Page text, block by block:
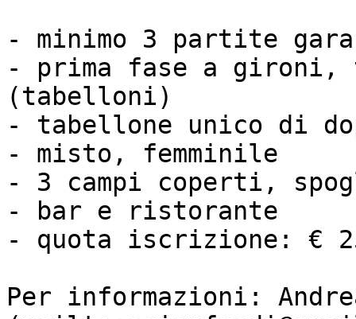
- minimo 3 partite
- prima fase a gironi,
(tabelloni)
- tabellone unico di
- misto, femminile
- 3 campi coperti,
- bar e ristorante
- quota iscrizione: €
Per informazioni: